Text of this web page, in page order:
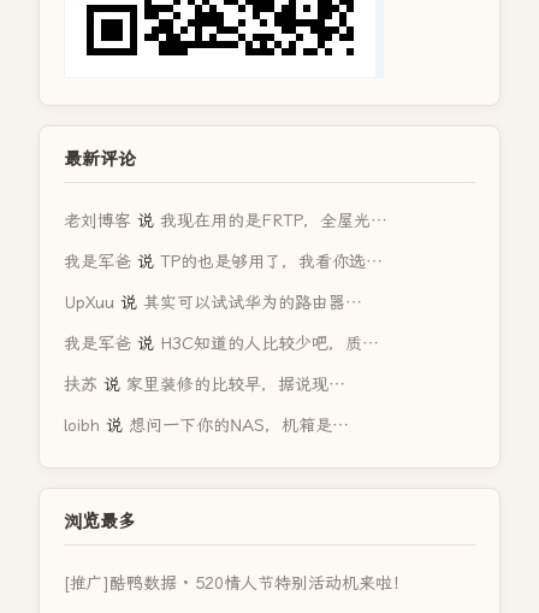
最新评论
老刘博客 说 我现在用的是FRTP，全屋光…
我是军爸 说 TP的也是够用了，我看你选…
UpXuu 说 其实可以试试华为的路由器…
我是军爸 说 H3C知道的人比较少吧，质…
扶苏 说 家里装修的比较早，据说现…
loibh 说 想问一下你的NAS，机箱是…
浏览最多
[推广]酷鸭数据 · 520情人节特别活动机来啦！